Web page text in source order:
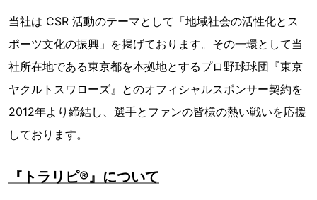
当社は CSR 活動のテーマとして「地域社会の活性化とス
ポーツ文化の振興」を掲げております。その一環として当
社所在地である東京都を本拠地とするプロ野球球団『東京
ヤクルトスワローズ』とのオフィシャルスポンサー契約を
2012年より締結し、選手とファンの皆様の熱い戦いを応援
しております。
『トラリピ®』について